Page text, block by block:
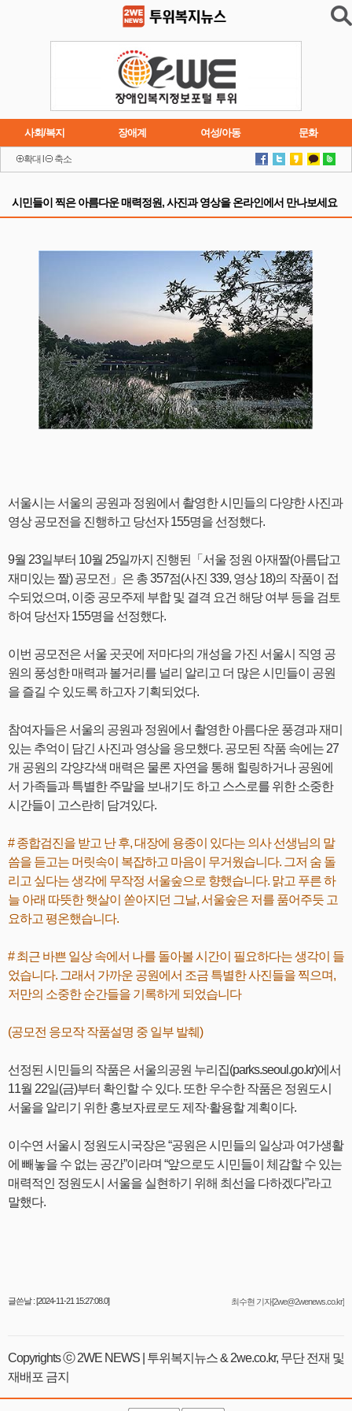
사회/복지 장애계 여성/아동 문화
이슈 연재소설
확대 축소
시민들이 찍은 아름다운 매력정원, 사진과 영상을 온라인에서 만나보세요
서울시는 서울의 공원과 정원에서 촬영한 시민들의 다양한 사진과
영상 공모전을 진행하고 당선자 155명을 선정했다.
9월 23일부터 10월 25일까지 진행된「서울 정원 아재짤(아름답고
재미있는 짤) 공모전」은 총 357점(사진 339, 영상 18)의 작품이 접
수되었으며, 이중 공모주제 부합 및 결격 요건 해당 여부 등을 검토
하여 당선자 155명을 선정했다.
이번 공모전은 서울 곳곳에 저마다의 개성을 가진 서울시 직영 공
원의 풍성한 매력과 볼거리를 널리 알리고 더 많은 시민들이 공원
을 즐길 수 있도록 하고자 기획되었다.
참여자들은 서울의 공원과 정원에서 촬영한 아름다운 풍경과 재미
있는 추억이 담긴 사진과 영상을 응모했다. 공모된 작품 속에는 27
개 공원의 각양각색 매력은 물론 자연을 통해 힐링하거나 공원에
서 가족들과 특별한 주말을 보내기도 하고 스스로를 위한 소중한
시간들이 고스란히 담겨있다.
# 종합검진을 받고 난 후, 대장에 용종이 있다는 의사 선생님의 말
씀을 듣고는 머릿속이 복잡하고 마음이 무거웠습니다. 그저 숨 돌
리고 싶다는 생각에 무작정 서울숲으로 향했습니다. 맑고 푸른 하
늘 아래 따뜻한 햇살이 쏟아지던 그날, 서울숲은 저를 품어주듯 고
요하고 평온했습니다.
# 최근 바쁜 일상 속에서 나를 돌아볼 시간이 필요하다는 생각이 들
었습니다. 그래서 가까운 공원에서 조금 특별한 사진들을 찍으며,
저만의 소중한 순간들을 기록하게 되었습니다
(공모전 응모작 작품설명 중 일부 발췌)
선정된 시민들의 작품은 서울의공원 누리집(parks.seoul.go.kr)에서
11월 22일(금)부터 확인할 수 있다. 또한 우수한 작품은 정원도시
서울을 알리기 위한 홍보자료로도 제작·활용할 계획이다.
이수연 서울시 정원도시국장은 “공원은 시민들의 일상과 여가생활
에 빼놓을 수 없는 공간”이라며 “앞으로도 시민들이 체감할 수 있는
매력적인 정원도시 서울을 실현하기 위해 최선을 다하겠다”라고
말했다.
글쓴날 : [2024-11-21 15:27:08.0] 최수현 기자[2we@2wenews.co.kr]
Copyrights ⓒ 2WE NEWS | 투위복지뉴스 & 2we.co.kr, 무단 전재 및
재배포 금지